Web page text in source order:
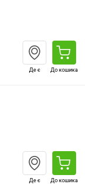
Де є До кошика
Де є До кошика